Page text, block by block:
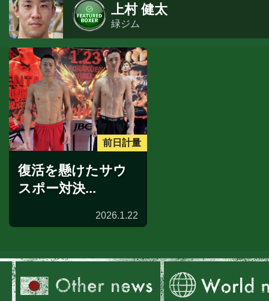
上村 健太
緑ジム
前日計量
復活を懸けたサウ
スポー対決...
2026.1.22